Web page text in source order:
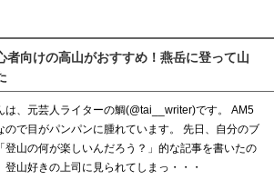
者向けの高山がおすすめ！燕岳に登って山
は、元芸人ライターの鯛(@tai__writer)です。 AM5
ので目がパンパンに腫れています。 先日、自分のブ
登山の何が楽しいんだろう？」的な記事を書いたの
登山好きの上司に見られてしまっ・・・